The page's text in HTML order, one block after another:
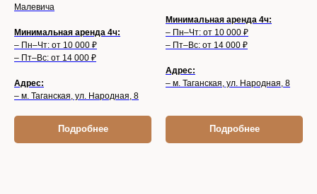
Малевича
Минимальная аренда 4ч:
– Пн–Чт: от 10 000 ₽
– Пт–Вс: от 14 000 ₽
Адрес:
– м. Таганская, ул. Народная, 8
Подробнее
Минимальная аренда 4ч:
– Пн–Чт: от 10 000 ₽
– Пт–Вс: от 14 000 ₽
Адрес:
– м. Таганская, ул. Народная, 8
Подробнее